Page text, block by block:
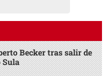
Becker tras salir de
Sula